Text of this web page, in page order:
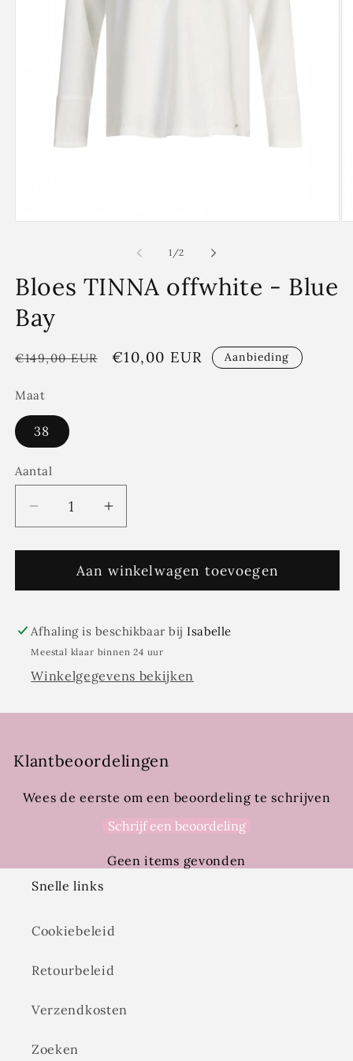
1 /van
2
Bloes TINNA offwhite - Blue
Bay
Normale
€149,00 EUR Aanbiedingsprijs
€10,00 EUR Aanbieding
Maat
38
Aantal
Aantal
Aantal
verlagen
voor
TINNA
-
Blue
Aantal
verhogen
voor
Bloes
TINNA
-
Blue
Aan winkelwagen toevoegen
Afhaling is beschikbaar bij Isabelle
Meestal klaar binnen 24 uur
Winkelgegevens bekijken
Klantbeoordelingen
Wees de eerste om een beoordeling te schrijven
Schrijf een beoordeling
Geen items gevonden
Snelle links
Cookiebeleid
Retourbeleid
Verzendkosten
Zoeken